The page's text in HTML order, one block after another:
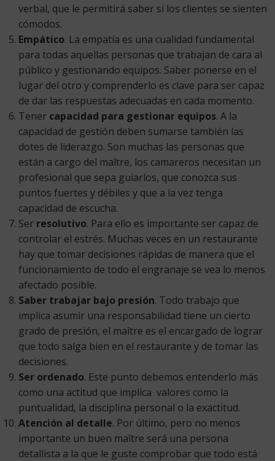
verbal, que le permitirá saber si los clientes se sienten
cómodos.
Empático. La empatía es una cualidad fundamental
para todas aquellas personas que trabajan de cara al
público y gestionando equipos. Saber ponerse en el
lugar del otro y comprenderlo es clave para ser capaz
de dar las respuestas adecuadas en cada momento.
Tener capacidad para gestionar equipos. A la
capacidad de gestión deben sumarse también las
dotes de liderazgo. Son muchas las personas que
están a cargo del maître, los camareros necesitan un
profesional que sepa guiarlos, que conozca sus
puntos fuertes y débiles y que a la vez tenga
capacidad de escucha.
Ser resolutivo. Para ello es importante ser capaz de
controlar el estrés. Muchas veces en un restaurante
hay que tomar decisiones rápidas de manera que el
funcionamiento de todo el engranaje se vea lo menos
afectado posible.
Saber trabajar bajo presión. Todo trabajo que
implica asumir una responsabilidad tiene un cierto
grado de presión, el maître es el encargado de lograr
que todo salga bien en el restaurante y de tomar las
decisiones.
Ser ordenado. Este punto debemos entenderlo más
como una actitud que implica valores como la
puntualidad, la disciplina personal o la exactitud.
Atención al detalle. Por último, pero no menos
importante un buen maître será una persona
detallista a la que le guste comprobar que todo está